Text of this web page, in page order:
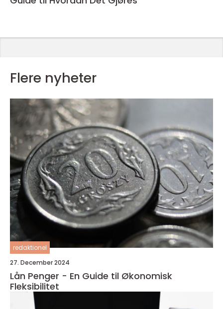
Flere nyheter
redaktionel
27. December 2024
Lån Penger - En Guide til Økonomisk
Fleksibilitet